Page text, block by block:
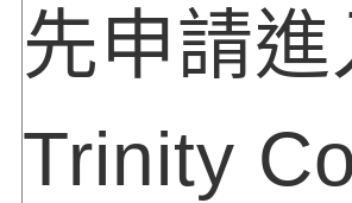
先申請進
Trinity